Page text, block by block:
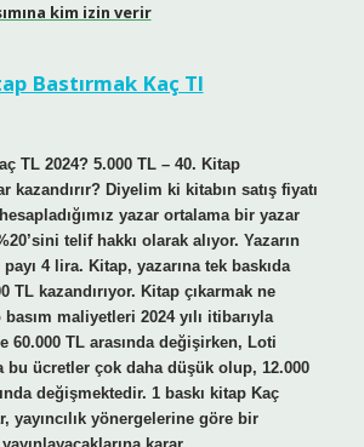
kim izin verir
Bastırmak Kaç Tl
TL 2024? 5.000 TL – 40. Kitap
kazandırır? Diyelim ki kitabın satış fiyatı
yazar ortalama bir yazar
telif hakkı olarak alıyor. Yazarın
4 lira. Kitap, yazarına tek baskıda
TL kazandırıyor. Kitap çıkarmak ne
maliyetleri 2024 yılı itibarıyla
60.000 TL arasında değişirken, Loti
bu ücretler çok daha düşük olup, 12.000
değişmektedir. 1 baskı kitap Kaç
yayıncılık yönergelerine göre bir